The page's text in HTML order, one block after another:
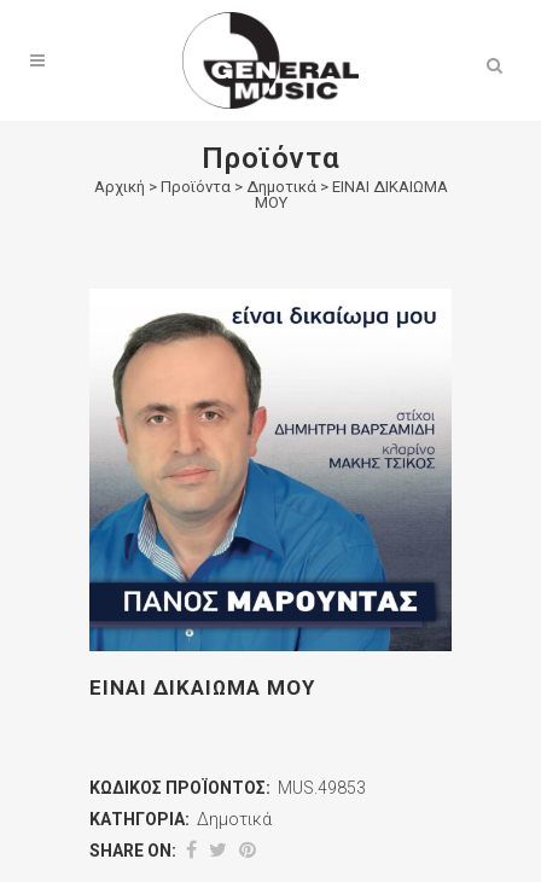
Προϊόντα
Αρχική > Προϊόντα> Δημοτικά> ΕΙΝΑΙ ΔΙΚΑΙΩΜΑ
ΜΟΥ
ΕΙΝΑΙ ΔΙΚΑΙΩΜΑ ΜΟΥ
ΚΩΔΙΚΌΣ ΠΡΟΪΌΝΤΟΣ: MUS.49853
ΚΑΤΗΓΟΡΊΑ: Δημοτικά
SHARE ON: